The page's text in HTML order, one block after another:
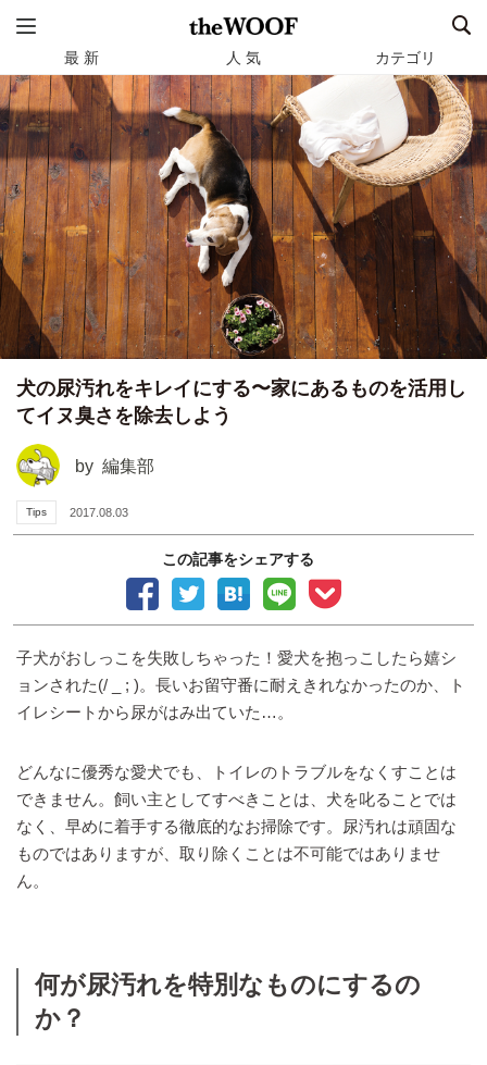
最 新 人 気 カテゴリ
犬の尿汚れをキレイにする〜家にあるものを活用し
てイヌ臭さを除去しよう
by 編集部
Tips 2017.08.03
この記事をシェアする
子犬がおしっこを失敗しちゃった！愛犬を抱っこしたら嬉シ
ョンされた(/ _ ; )。長いお留守番に耐えきれなかったのか、ト
イレシートから尿がはみ出ていた…。
どんなに優秀な愛犬でも、トイレのトラブルをなくすことは
できません。飼い主としてすべきことは、犬を叱ることでは
なく、早めに着手する徹底的なお掃除です。尿汚れは頑固な
ものではありますが、取り除くことは不可能ではありませ
ん。
何が尿汚れを特別なものにするの
か？